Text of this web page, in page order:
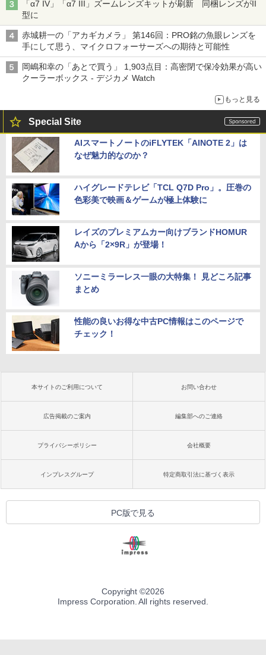
「α7 IV」「α7 III」ズームレンズキットが刷新 同梱レンズがII
型に
赤城耕一の「アカギカメラ」 第146回：PRO銘の魚眼レンズを
手にして思う、マイクロフォーサーズへの期待と可能性
岡嶋和幸の「あとで買う」 1,903点目：高密閉で保冷効果が高い
クーラーボックス - デジカメ Watch
もっと見る
Special Site
AIスマートノートのiFLYTEK「AINOTE 2」は
なぜ魅力的なのか？
ハイグレードテレビ「TCL Q7D Pro」。圧巻の
色彩美で映画＆ゲームが極上体験に
レイズのプレミアムカー向けブランドHOMUR
Aから「2×9R」が登場！
ソニーミラーレス一眼の大特集！ 見どころ記事
まとめ
性能の良いお得な中古PC情報はこのページで
チェック！
本サイトのご利用について お問い合わせ
広告掲載のご案内 編集部へのご連絡
プライバシーポリシー 会社概要
インプレスグループ 特定商取引法に基づく表示
PC版で見る
Copyright ©2026
Impress Corporation. All rights reserved.